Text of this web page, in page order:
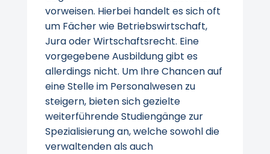
vorweisen. Hierbei handelt es sich oft
um Fächer wie Betriebswirtschaft,
Jura oder Wirtschaftsrecht. Eine
vorgegebene Ausbildung gibt es
allerdings nicht. Um Ihre Chancen auf
eine Stelle im Personalwesen zu
steigern, bieten sich gezielte
weiterführende Studiengänge zur
Spezialisierung an, welche sowohl die
verwaltenden als auch